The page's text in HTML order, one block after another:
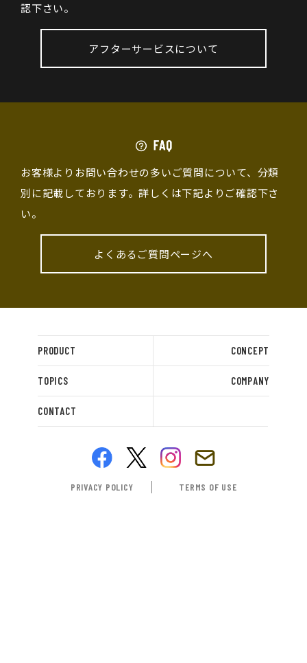
認下さい。
アフターサービスについて
お客様よりお問い合わせの多いご質問について、分類
別に記載しております。詳しくは下記よりご確認下さ
い。
よくあるご質問ページへ
PRODUCT CONCEPT
TOPICS COMPANY
CONTACT
PRIVACY POLICY TERMS OF USE